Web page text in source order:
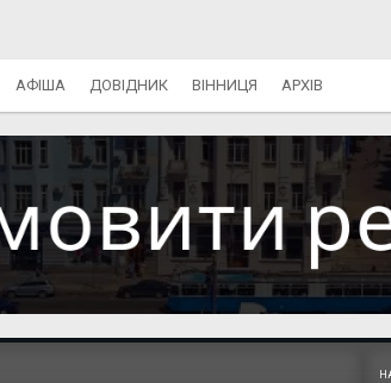
АФІША ДОВІДНИК ВІННИЦЯ АРХІВ